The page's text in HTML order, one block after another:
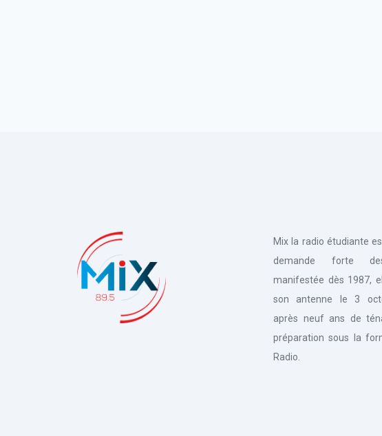
Mix la radio étudiante
demande forte
manifestée dès 1987,
son antenne le 3
après neuf ans de
préparation sous la
Radio.